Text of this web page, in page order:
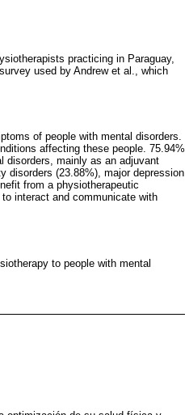
practicing in Paraguay,
used by Andrew et al., which
of people with mental disorders.
affecting these people. 75.94%
disorders, mainly as an adjuvant
disorders (23.88%), major depression
from a physiotherapeutic
interact and communicate with
to people with mental